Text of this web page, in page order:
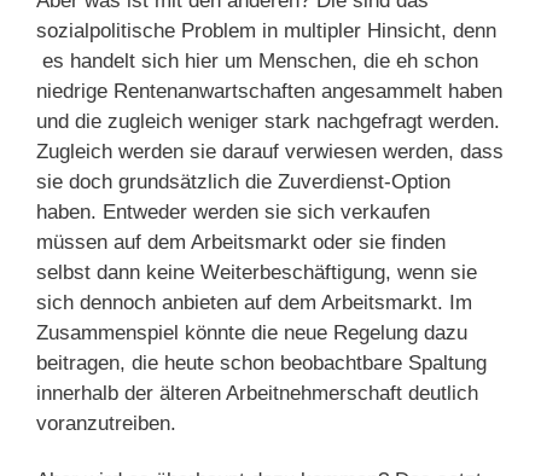
sozialpolitische Problem in multipler Hinsicht, denn
es handelt sich hier um Menschen, die eh schon
niedrige Rentenanwartschaften angesammelt haben
und die zugleich weniger stark nachgefragt werden.
Zugleich werden sie darauf verwiesen werden, dass
sie doch grundsätzlich die Zuverdienst-Option
haben. Entweder werden sie sich verkaufen
müssen auf dem Arbeitsmarkt oder sie finden
selbst dann keine Weiterbeschäftigung, wenn sie
sich dennoch anbieten auf dem Arbeitsmarkt. Im
Zusammenspiel könnte die neue Regelung dazu
beitragen, die heute schon beobachtbare Spaltung
innerhalb der älteren Arbeitnehmerschaft deutlich
voranzutreiben.